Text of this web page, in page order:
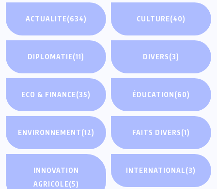
ACTUALITE(634) CULTURE(40)
DIPLOMATIE(11) DIVERS(3)
ECO & FINANCE(35) ÉDUCATION(60)
ENVIRONNEMENT(12) FAITS DIVERS(1)
INNOVATION
AGRICOLE(5)
INTERNATIONAL(3)